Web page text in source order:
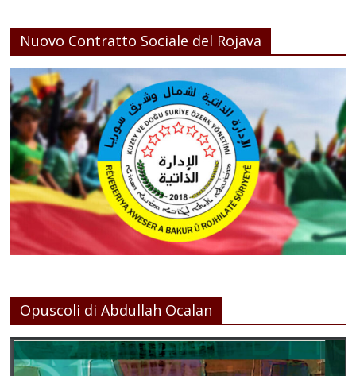
Nuovo Contratto Sociale del Rojava
Opuscoli di Abdullah Ocalan